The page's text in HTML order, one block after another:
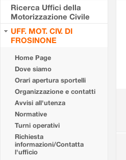
Ricerca Uffici della
Motorizzazione Civile
UFF. MOT. CIV. DI
FROSINONE
Home Page
Dove siamo
Orari apertura sportelli
Organizzazione e contatti
Avvisi all'utenza
Normative
Turni operativi
Richiesta
informazioni/Contatta
l'ufficio